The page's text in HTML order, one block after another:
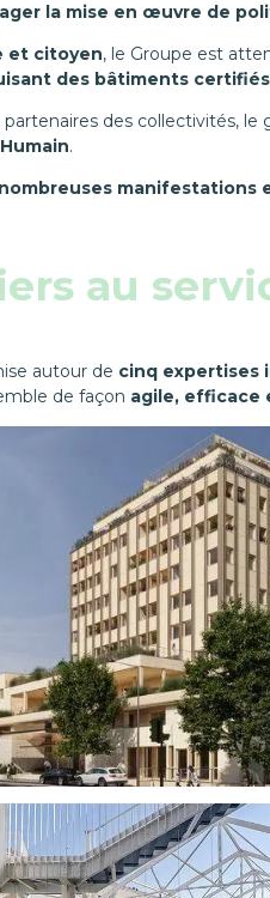
la mise en œuvre de
et citoyen, le Groupe est
des bâtiments certifiés
partenaires des collectivités,
.
au
autour de cinq expertises
de façon agile, efficace